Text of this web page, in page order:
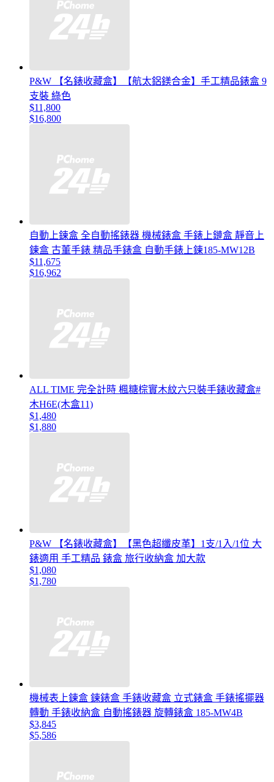
P&W 【名錶收藏盒】【航太鋁鎂合金】手工精品錶盒 9
支裝 綠色
$11,800
$16,800
自動上鍊盒 全自動搖錶器 機械錶盒 手錶上鏈盒 靜音上
鍊盒 古董手錶 精品手錶盒 自動手錶上鍊185-MW12B
$11,675
$16,962
ALL TIME 完全計時 楓糖棕實木紋六只裝手錶收藏盒#
木H6E(木盒11)
$1,480
$1,880
P&W 【名錶收藏盒】【黑色超纖皮革】1支/1入/1位 大
錶適用 手工精品 錶盒 旅行收納盒 加大款
$1,080
$1,780
機械表上鍊盒 鍊錶盒 手錶收藏盒 立式錶盒 手錶搖擺器
轉動 手錶收納盒 自動搖錶器 旋轉錶盒 185-MW4B
$3,845
$5,586